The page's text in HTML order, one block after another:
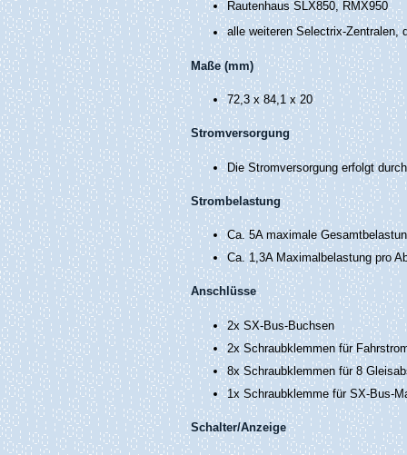
Rautenhaus SLX850, RMX950
alle weiteren Selectrix-Zentralen,
Maße (mm)
72,3 x 84,1 x 20
Stromversorgung
Die Stromversorgung erfolgt
Strombelastung
Ca. 5A maximale
Ca. 1,3A Maximalbelastung pro
Anschlüsse
2x SX-Bus-Buchsen
2x Schraubklemmen für
8x Schraubklemmen für 8
1x Schraubklemme für SX-Bus-
Schalter/Anzeige